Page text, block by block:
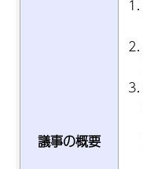
議事の概要